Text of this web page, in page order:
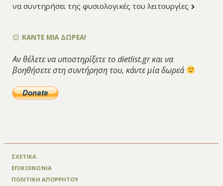
να συντηρήσει της φυσιολογικές του λειτουργίες
ΚΑΝΤΕ ΜΙΑ ΔΩΡΕΑ!
Αν θέλετε να υποστηρίξετε το dietlist.gr και να
βοηθήσετε στη συντήρηση του, κάντε μία δωρεά
ΣΧΕΤΙΚΑ
ΕΠΙΚΟΙΝΩΝΙΑ
ΠΟΛΙΤΙΚΗ ΑΠΟΡΡΗΤΟΥ